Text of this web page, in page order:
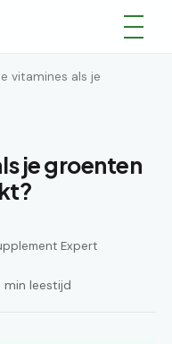
vitamines als je
je groenten
Expert
min leestijd